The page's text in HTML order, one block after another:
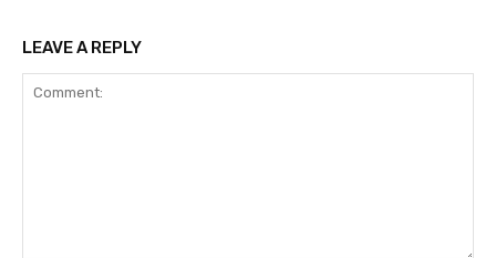
LEAVE A REPLY